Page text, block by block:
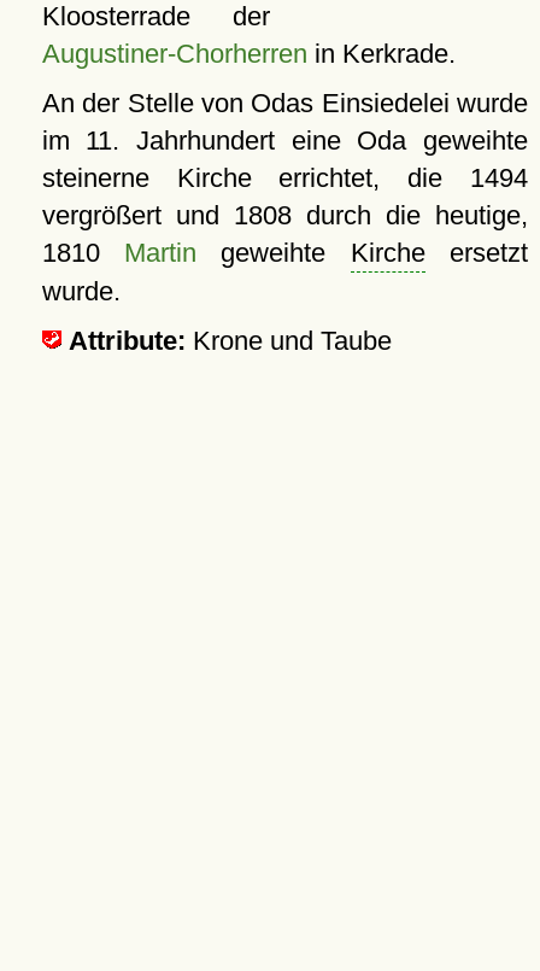
Kloosterrade der
Augustiner-Chorherren in Kerkrade.
An der Stelle von Odas Einsiedelei wurde
im 11. Jahrhundert eine Oda geweihte
steinerne Kirche errichtet, die 1494
vergrößert und 1808 durch die heutige,
1810 Martin geweihte Kircheersetzt
wurde.
Attribute: Krone und Taube